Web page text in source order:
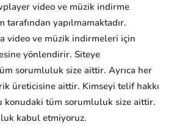
video ve müzik indirme
tarafından yapılmamaktadır.
video ve müzik indirmeleri için
yönlendirir. Siteye
sorumluluk size aittir. Ayrıca her
üreticisine aittir. Kimseyi telif hakkı
konudaki tüm sorumluluk size aittir.
kabul etmiyoruz.